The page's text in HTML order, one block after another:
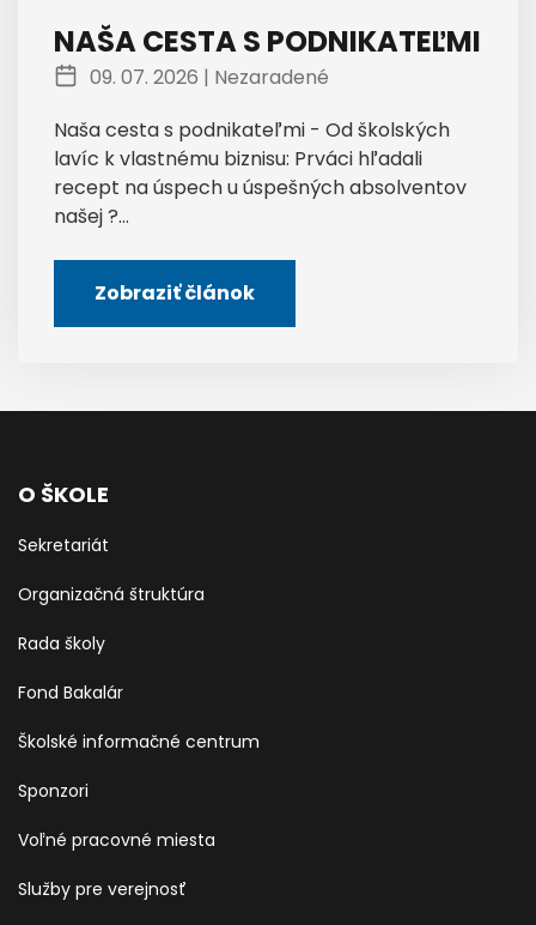
NAŠA CESTA S PODNIKATEĽMI
09. 07. 2026 | Nezaradené
Naša cesta s podnikateľmi - Od školských
lavíc k vlastnému biznisu: Prváci hľadali
recept na úspech u úspešných absolventov
našej ?...
Zobraziť článok
O ŠKOLE
Sekretariát
Organizačná štruktúra
Rada školy
Fond Bakalár
Školské informačné centrum
Sponzori
Voľné pracovné miesta
Služby pre verejnosť